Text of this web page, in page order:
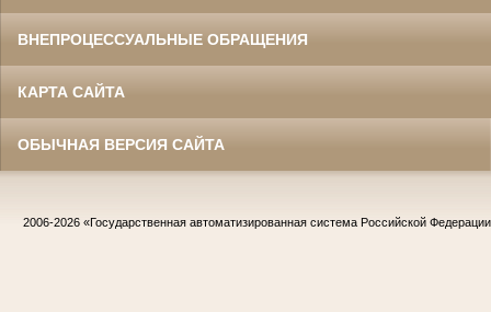
ВНЕПРОЦЕССУАЛЬНЫЕ ОБРАЩЕНИЯ
КАРТА САЙТА
ОБЫЧНАЯ ВЕРСИЯ САЙТА
2006-2026 «Государственная автоматизированная система Российской